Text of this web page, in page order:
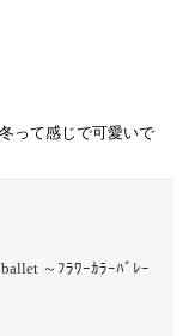
って感じで可愛いで
～ﾌﾗﾜｰｶﾗｰﾊﾞﾚｰ